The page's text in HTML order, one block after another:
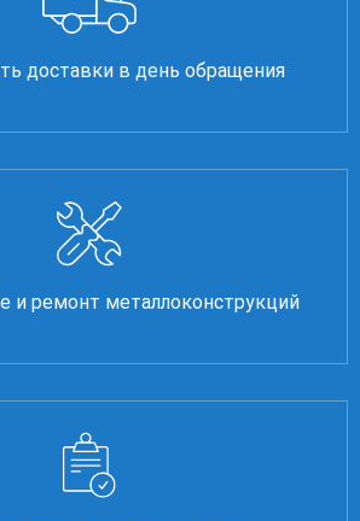
доставки в день обращения
и ремонт металлоконструкций